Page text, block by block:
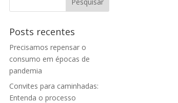
Posts recentes
Precisamos repensar o
consumo em épocas de
pandemia
Convites para caminhadas:
Entenda o processo